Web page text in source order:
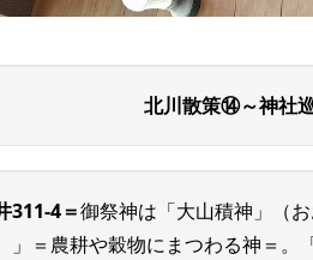
北川散策⑭～神社
311-4＝御祭神は「大山積神」（
＝農耕や穀物にまつわる神＝。